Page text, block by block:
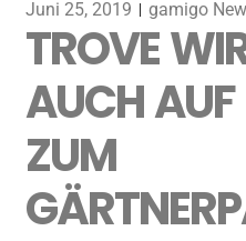
Juni 25, 2019 gamigo
TROVE
AUCH
ZUM